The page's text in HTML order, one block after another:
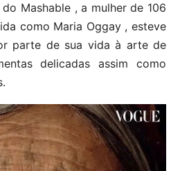
Mashable , a mulher de 106
como Maria Oggay , esteve
parte de sua vida à arte de
delicadas assim como